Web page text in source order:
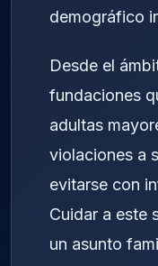
demográfico
Desde el
fundaciones
adultas
violaciones a
evitarse con
Cuidar a este
un asunto